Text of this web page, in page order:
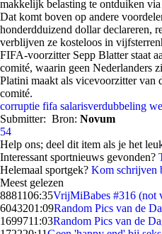
makkelijk belasting te ontduiken
Dat komt boven op andere
honderdduizend dollar declareren,
verblijven ze kosteloos in
FIFA-voorzitter Sepp Blatter staat
comité, waarin geen Nederlanders
Platini maakt als vicevoorzitter van
comité.
corruptie fifa salarisverdubbeling
Submitter: Bron: Novum
54
Help ons; deel dit item als je het
Interessant sportnieuws gevonden?
Helemaal sportgek? Kom schrijven
Meest gelezen
8881106:35VrijMiBabes #316 (not
6043201:09Random Pics van de
1699711:03Random Pics van de